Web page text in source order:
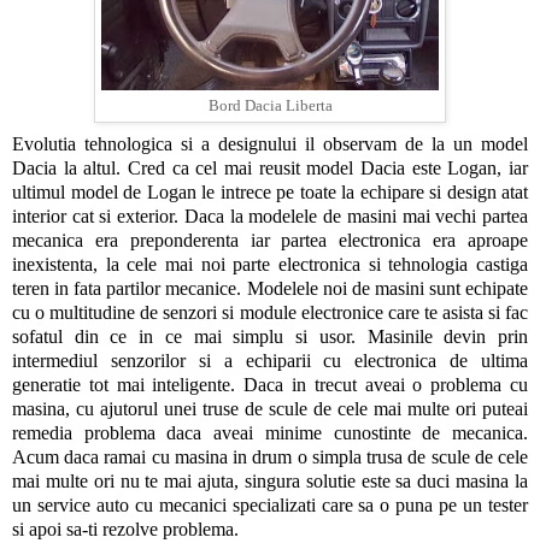
Bord Dacia Liberta
Evolutia tehnologica si a designului il observam de la un model
Dacia la altul. Cred ca cel mai reusit model Dacia este Logan, iar
ultimul model de Logan le intrece pe toate la echipare si design atat
interior cat si exterior. Daca la modelele de masini mai vechi partea
mecanica era preponderenta iar partea electronica era aproape
inexistenta, la cele mai noi parte electronica si tehnologia castiga
teren in fata partilor mecanice. Modelele noi de masini sunt echipate
cu o multitudine de senzori si module electronice care te asista si fac
sofatul din ce in ce mai simplu si usor. Masinile devin prin
intermediul senzorilor si a echiparii cu electronica de ultima
generatie tot mai inteligente. Daca in trecut aveai o problema cu
masina, cu ajutorul unei truse de scule de cele mai multe ori puteai
remedia problema daca aveai minime cunostinte de mecanica.
Acum daca ramai cu masina in drum o simpla trusa de scule de cele
mai multe ori nu te mai ajuta, singura solutie este sa duci masina la
un service auto cu mecanici specializati care sa o puna pe un tester
si apoi sa-ti rezolve problema.